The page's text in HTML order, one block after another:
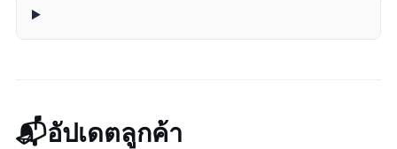
📬 อัปเดตลูกค้า